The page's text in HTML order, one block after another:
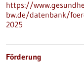
https://
bw.de/datenbank/
2025
Förderung